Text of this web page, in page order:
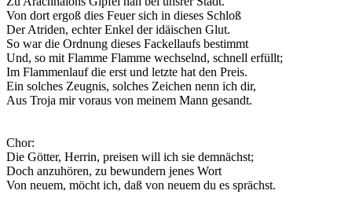
Von dort ergoß dies Feuer sich in dieses Schloß
Der Atriden, echter Enkel der idäischen Glut.
So war die Ordnung dieses Fackellaufs bestimmt
Und, so mit Flamme Flamme wechselnd, schnell erfüllt;
Im Flammenlauf die erst und letzte hat den Preis.
Ein solches Zeugnis, solches Zeichen nenn ich dir,
Aus Troja mir voraus von meinem Mann gesandt.
Chor:
Die Götter, Herrin, preisen will ich sie demnächst;
Doch anzuhören, zu bewundern jenes Wort
Von neuem, möcht ich, daß von neuem du es sprächst.